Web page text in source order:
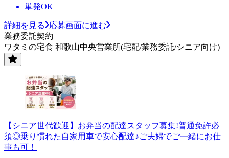
単発OK
詳細を見る
応募画面に進む
業務委託契約
ワタミの宅食 和歌山中央営業所(宅配/業務委託/シニア向け)
【シニア世代歓迎】お弁当の配達スタッフ募集!普通免許必
須◎乗り慣れた自家用車で安心配達♪ご夫婦でご一緒にお仕
事も可！